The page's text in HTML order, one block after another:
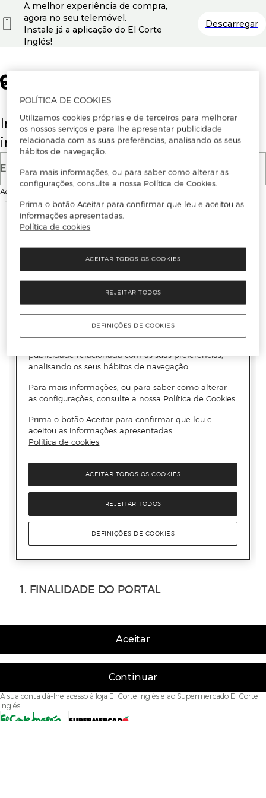
Insira o seu email para se registar ou
iniciar sessão.
E-mail
Ao continuar, aceitas as
Aceitar
Continuar
A sua conta dá-lhe acesso à loja El Corte Inglés e ao Supermercado El Corte
Inglés.
A melhor experiência de compra,
agora no seu telemóvel.
Instale já a aplicação do El Corte
Inglés!
Descarregar
POLÍTICA DE COOKIES
Utilizamos cookies próprias e de terceiros para melhorar
os nossos serviços e para lhe apresentar publicidade
relacionada com as suas preferências, analisando os seus
hábitos de navegação.
Para mais informações, ou para saber como alterar as
configurações, consulte a nossa Política de Cookies.
Prima o botão Aceitar para confirmar que leu e aceitou as
informações apresentadas.
Política de cookies
REJEITAR TODOS
ACEITAR TODOS OS COOKIES
DEFINIÇÕES DE COOKIES